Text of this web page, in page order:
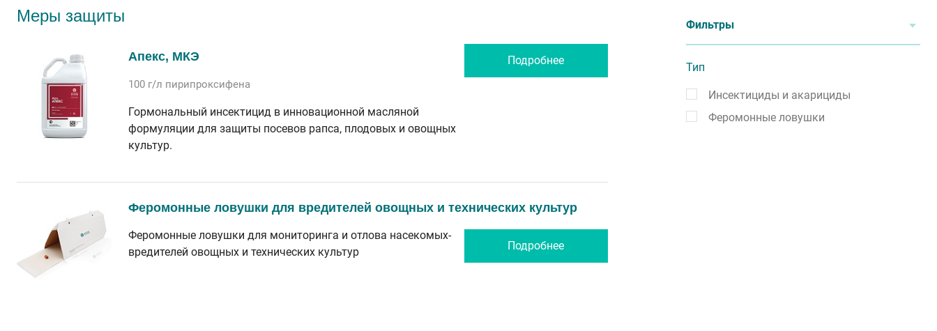
Меры защиты
Апекс, МКЭ
100 г/л пирипроксифена
Гормональный инсектицид в инновационной масляной
формуляции для защиты посевов рапса, плодовых и овощных
культур.
Подробнее
Феромонные ловушки для вредителей овощных и технических культур
Феромонные ловушки для мониторинга и отлова насекомых-
вредителей овощных и технических культур
Подробнее
Фильтры
Тип
Инсектициды и акарициды
Феромонные ловушки